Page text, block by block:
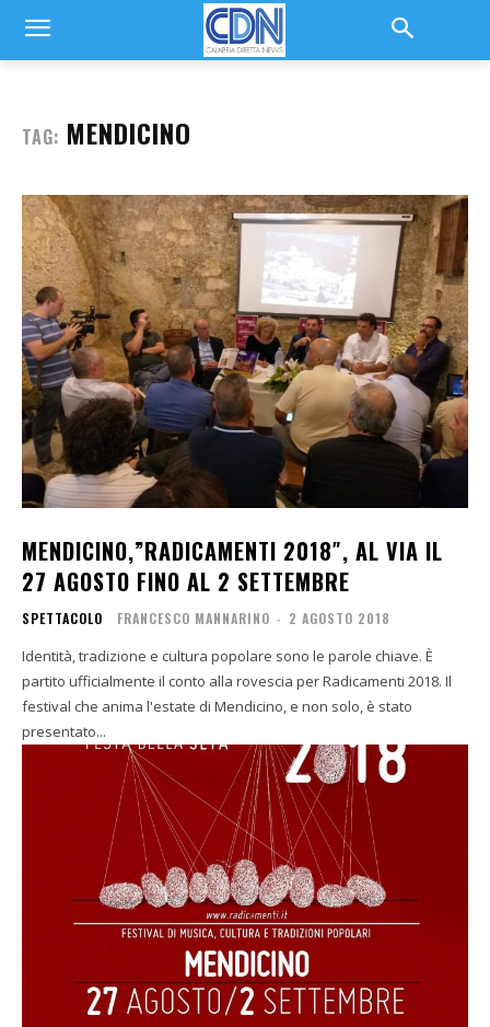
TAG: MENDICINO
MENDICINO,”RADICAMENTI 2018″, AL VIA IL
27 AGOSTO FINO AL 2 SETTEMBRE
SPETTACOLO FRANCESCO MANNARINO - 2 AGOSTO 2018
Identità, tradizione e cultura popolare sono le parole chiave. È
partito ufficialmente il conto alla rovescia per Radicamenti 2018. Il
festival che anima l'estate di Mendicino, e non solo, è stato
presentato...